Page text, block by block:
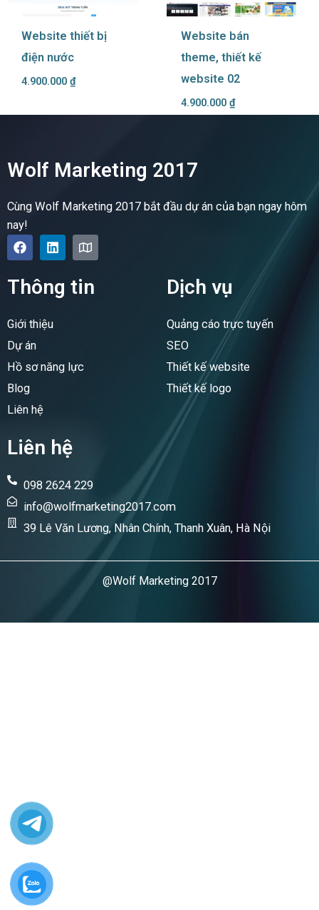
Website thiết bị
điện nước
4.900.000 ₫
Website bán
theme, thiết kế
website 02
4.900.000 ₫
Wolf Marketing 2017
Cùng Wolf Marketing 2017 bắt đầu dự án của bạn ngay hôm
nay!
F
a
c
e
b
o
k
L
i
n
e
n
M
a
p
Thông tin
Giới thiệu
Dự án
Hồ sơ năng lực
Blog
Liên hệ
Dịch vụ
Quảng cáo trực tuyến
SEO
Thiết kế website
Thiết kế logo
Liên hệ
098 2624 229
info@wolfmarketing2017.com
39 Lê Văn Lương, Nhân Chính, Thanh Xuân, Hà Nội
@Wolf Marketing 2017